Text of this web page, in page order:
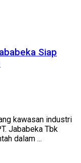
Siap
kawasan industri
Jababeka Tbk
dalam ...